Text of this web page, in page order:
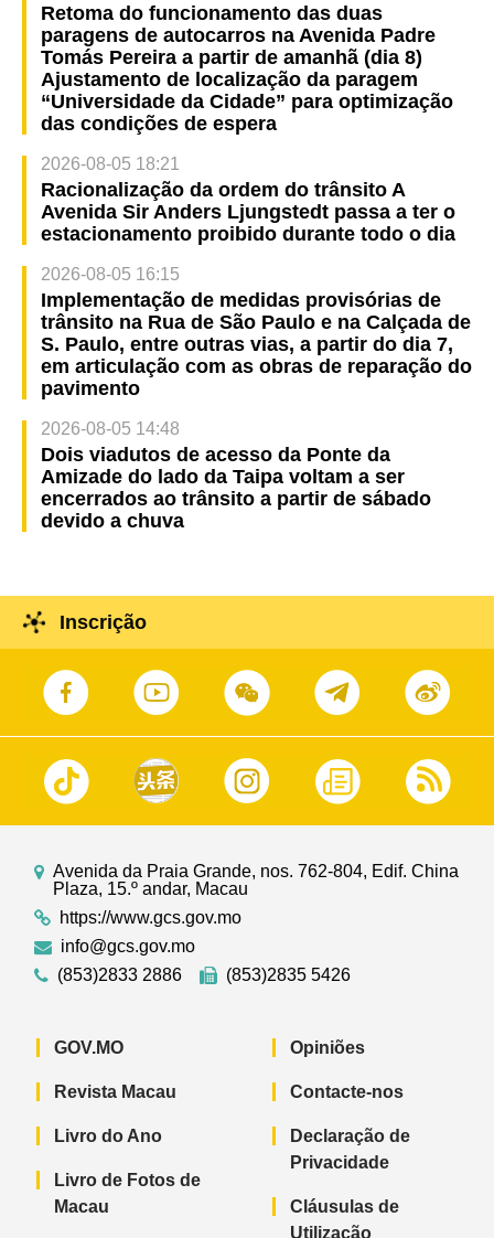
Retoma do funcionamento das duas
paragens de autocarros na Avenida Padre
Tomás Pereira a partir de amanhã (dia 8)
Ajustamento de localização da paragem
“Universidade da Cidade” para optimização
das condições de espera
2026-08-05 18:21
Racionalização da ordem do trânsito A
Avenida Sir Anders Ljungstedt passa a ter o
estacionamento proibido durante todo o dia
2026-08-05 16:15
Implementação de medidas provisórias de
trânsito na Rua de São Paulo e na Calçada de
S. Paulo, entre outras vias, a partir do dia 7,
em articulação com as obras de reparação do
pavimento
2026-08-05 14:48
Dois viadutos de acesso da Ponte da
Amizade do lado da Taipa voltam a ser
encerrados ao trânsito a partir de sábado
devido a chuva
Inscrição
Avenida da Praia Grande, nos. 762-804, Edif. China
Plaza, 15.º andar, Macau
https://www.gcs.gov.mo
info@gcs.gov.mo
(853)2833 2886
(853)2835 5426
GOV.MO
Revista Macau
Livro do Ano
Livro de Fotos de
Macau
Opiniões
Contacte-nos
Declaração de
Privacidade
Cláusulas de
Utilização